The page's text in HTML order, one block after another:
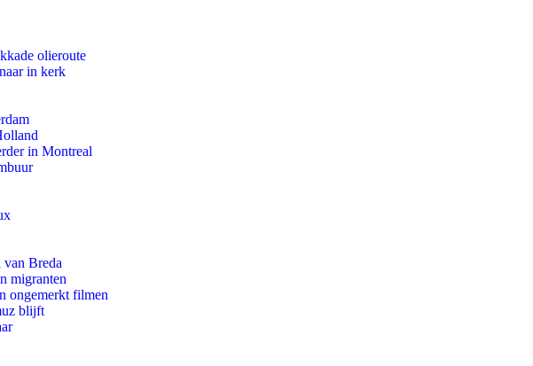
olieroute
in kerk
in Montreal
van Breda
migranten
ongemerkt filmen
blijft